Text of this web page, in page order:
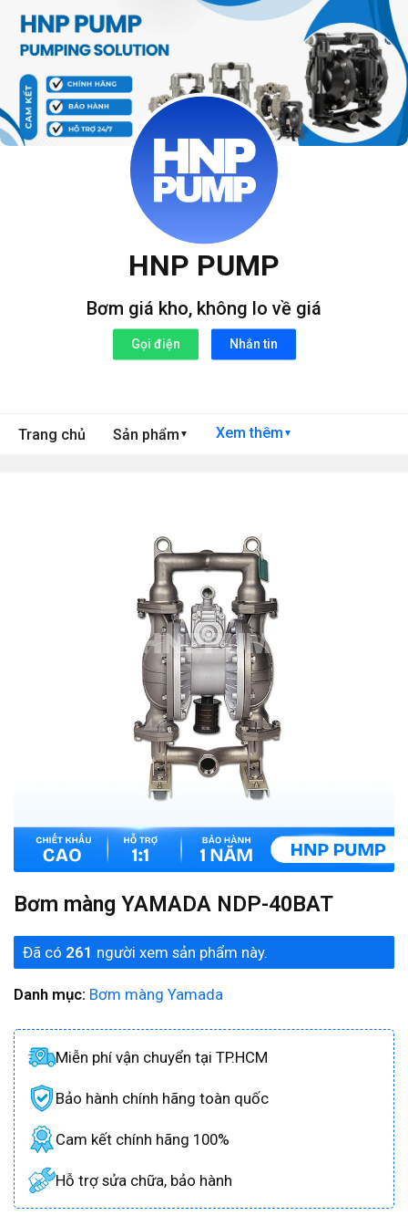
qua
dung
HNP PUMP
Bơm giá kho, không lo về giá
Gọi điện Nhắn tin
Trang chủ Sản phẩm ▼ Xem thêm ▼
Bơm màng YAMADA NDP-40BAT
Đã có 261 người xem sản phẩm này.
Danh mục: Bơm màng Yamada
Miễn phí vận chuyển tại TP.HCM
Bảo hành chính hãng toàn quốc
Cam kết chính hãng 100%
Hỗ trợ sửa chữa, bảo hành